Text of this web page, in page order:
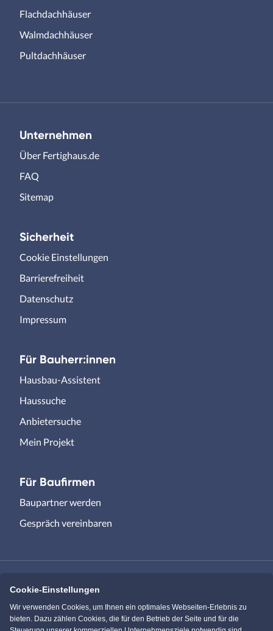
Flachdachhäuser
Walmdachhäuser
Pultdachhäuser
Unternehmen
Über Fertighaus.de
FAQ
Sitemap
Sicherheit
Cookie Einstellungen
Barrierefreiheit
Datenschutz
Impressum
Für Bauherr:innen
Hausbau-Assistent
Haussuche
Anbietersuche
Mein Projekt
Für Baufirmen
Baupartner werden
Gespräch vereinbaren
Immowelt.de Bauen.de
Cookie-Einstellungen
Wir verwenden Cookies, um Ihnen ein optimales Webseiten-Erlebnis zu
bieten. Dazu zählen Cookies, die für den Betrieb der Seite und für die